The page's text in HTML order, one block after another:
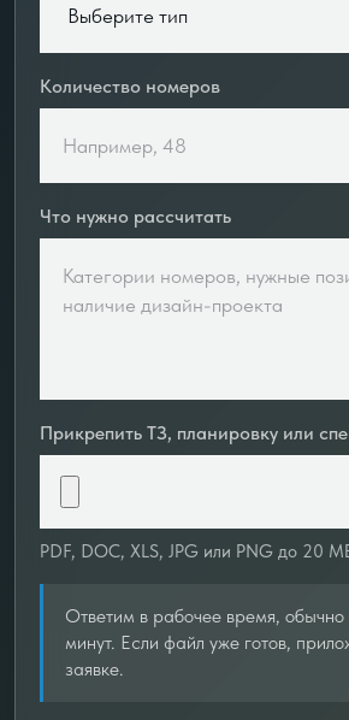
Количество номеров
Что нужно рассчитать
Прикрепить ТЗ, планировку или
PDF, DOC, XLS, JPG или PNG до 20
Ответим в рабочее время, обычно
минут. Если файл уже готов,
заявке.